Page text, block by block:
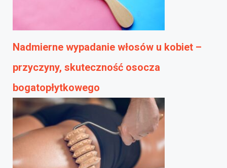
Nadmierne wypadanie włosów u kobiet –
przyczyny, skuteczność osocza
bogatopłytkowego